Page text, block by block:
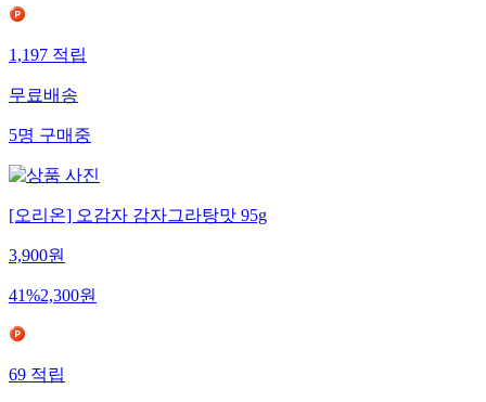
1,197적립
무료배송
5명구매중
[오리온] 오감자 감자그라탕맛 95g
3,900원
41%2,300원
69적립